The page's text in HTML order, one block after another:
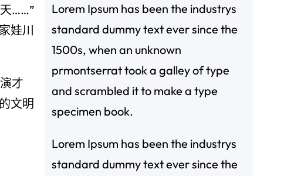
……”
娃川
才
文明
Lorem Ipsum has been the industrys
standard dummy text ever since the
1500s, when an unknown
prmontserrat took a galley of type
and scrambled it to make a type
specimen book.
Lorem Ipsum has been the industrys
standard dummy text ever since the